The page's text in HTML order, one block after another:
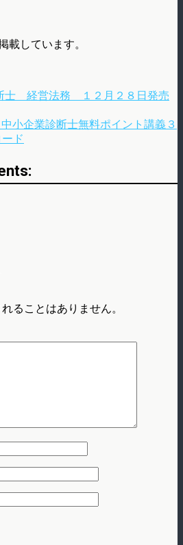
載しています。
士 経営法務 １２月２８日発売
小企業診断士無料ポイント講義３
ド
ることはありません。